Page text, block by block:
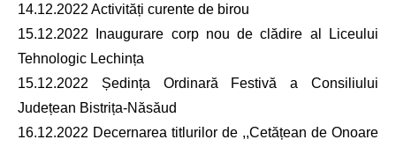
14.12.2022 Activități curente de birou
15.12.2022 Inaugurare corp nou de clădire al Liceului
Tehnologic Lechința
15.12.2022 Ședința Ordinară Festivă a Consiliului
Județean Bistrița-Năsăud
16.12.2022 Decernarea titlurilor de ,,Cetățean de Onoare